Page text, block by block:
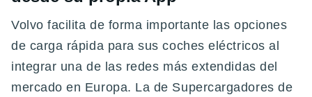
Volvo facilita de forma importante las opciones
de carga rápida para sus coches eléctricos al
integrar una de las redes más extendidas del
mercado en Europa. La de Supercargadores de